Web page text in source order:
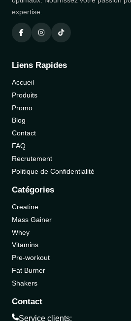
expertise.
Liens Rapides
Accueil
Produits
Promo
Blog
Contact
FAQ
Recrutement
Politique de Confidentialité
Catégories
Creatine
Mass Gainer
Whey
Vitamins
Pre-workout
Fat Burner
Shakers
Contact
Service clients: